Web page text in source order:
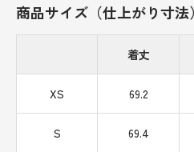
商品サイズ（仕上がり寸法）
着丈
XS 69.2
S 69.4